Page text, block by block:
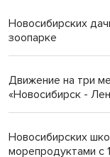
Новосибирских
зоопарке
Движение на три
«Новосибирск -
Новосибирских
морепродуктами с